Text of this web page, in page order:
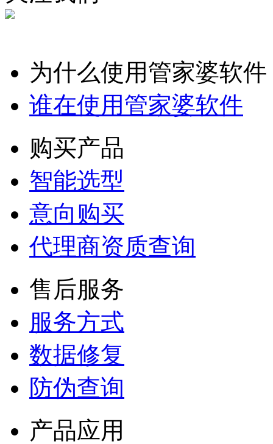
为什么使用管家婆软件
谁在使用管家婆软件
购买产品
智能选型
意向购买
代理商资质查询
售后服务
服务方式
数据修复
防伪查询
产品应用